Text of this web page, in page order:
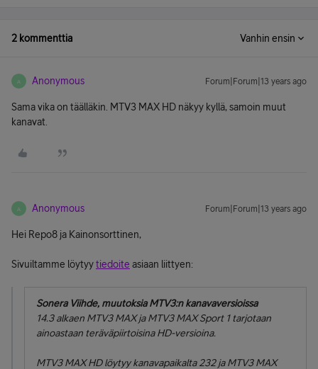
2 kommenttia Vanhin ensin
A Anonymous Forum|Forum|13 years ago
Sama vika on täälläkin. MTV3 MAX HD näkyy kyllä, samoin muut
kanavat.
A Anonymous Forum|Forum|13 years ago
Hei Repo8 ja Kainonsorttinen,
Sivuiltamme löytyytiedoite asiaan liittyen:
Sonera Viihde, muutoksia MTV3:n kanavaversioissa
14.3 alkaen MTV3 MAX ja MTV3 MAX Sport 1 tarjotaan
ainoastaan teräväpiirtoisina HD-versioina.
MTV3 MAX HD löytyy kanavapaikalta 232 ja MTV3 MAX